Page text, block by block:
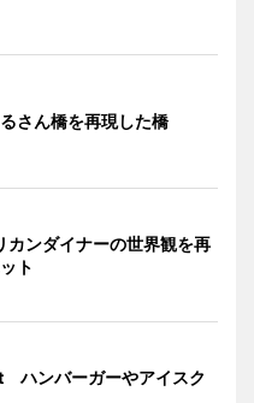
さん橋を再現した橋
ンダイナーの世界観を再
ト
ハンバーガーやアイスク